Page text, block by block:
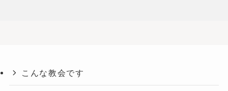
こんな教会です